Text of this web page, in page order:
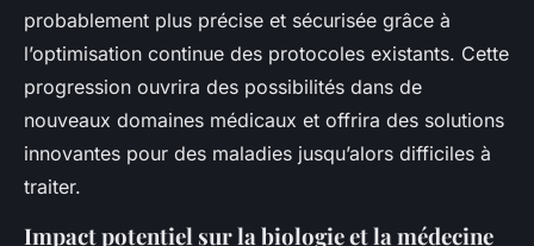
probablement plus précise et sécurisée grâce à
l’optimisation continue des protocoles existants. Cette
progression ouvrira des possibilités dans de
nouveaux domaines médicaux et offrira des solutions
innovantes pour des maladies jusqu’alors difficiles à
traiter.
Impact potentiel sur la biologie et la médecine